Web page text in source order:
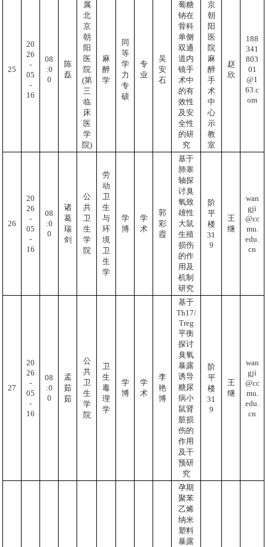
25
20
26
-
05
-
16
08
:0
0
陈
磊
属
北
京
朝
阳
医
院
(第
三
临
床
医
学
院)
麻
醉
学
同
等
学
力
专
硕
专
业
吴
安
石
葡糖
钠在
骨科
单侧
双通
道内
镜手
术中
的有
效性
及安
全性
的研
究
京
朝
阳
医
院
麻
醉
手
术
中
心
示
教
室
赵
欣
188
341
803
01
@1
63.c
om
26
20
26
-
05
-
16
08
:0
0
诸
葛
瑞
剑
公
共
卫
生
学
院
劳
动
卫
生
与
环
境
卫
生
学
学
博
学
术
郭
彩
霞
基于
肺睾
轴探
讨臭
氧致
雄性
大鼠
生殖
损伤
的作
用及
机制
研究
阶
平
楼
31
9
王
继
wan
gji
@cc
mu.
edu.
cn
27
20
26
-
05
-
16
08
:0
0
孟
茹
茹
公
共
卫
生
学
院
卫
生
毒
理
学
学
博
学
术
李
艳
博
基于
Th17/
Treg
平衡
探讨
臭氧
暴露
诱导
糖尿
病小
鼠肾
脏损
伤的
作用
及干
预研
究
阶
平
楼
31
9
王
继
wan
gji
@cc
mu.
edu.
cn
孕期
聚苯
乙烯
纳米
塑料
暴露